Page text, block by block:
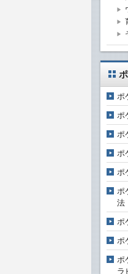
ポ
ポ
ポ
ポ
ポ
ポ
法
ポ
ポ
ポ
ラ